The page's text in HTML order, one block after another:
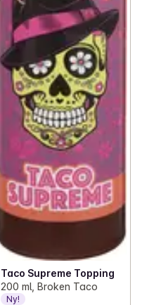
Taco Supreme Topping
200 ml, Broken Taco
Ny!